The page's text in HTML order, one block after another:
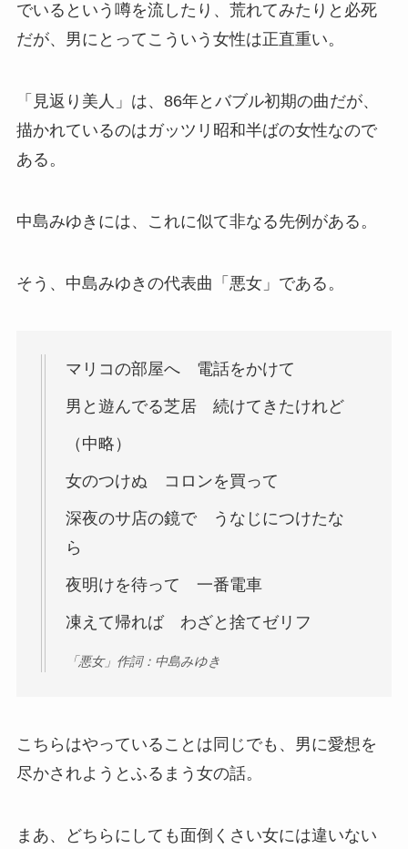
でいるという噂を流したり、荒れてみたりと必死
だが、男にとってこういう女性は正直重い。
「見返り美人」は、86年とバブル初期の曲だが、
描かれているのはガッツリ昭和半ばの女性なので
ある。
中島みゆきには、これに似て非なる先例がある。
そう、中島みゆきの代表曲「悪女」である。
マリコの部屋へ 電話をかけて
男と遊んでる芝居 続けてきたけれど
（中略）
女のつけぬ コロンを買って
深夜のサ店の鏡で うなじにつけたな
ら
夜明けを待って 一番電車
凍えて帰れば わざと捨てゼリフ
「悪女」作詞：中島みゆき
こちらはやっていることは同じでも、男に愛想を
尽かされようとふるまう女の話。
まあ、どちらにしても面倒くさい女には違いない